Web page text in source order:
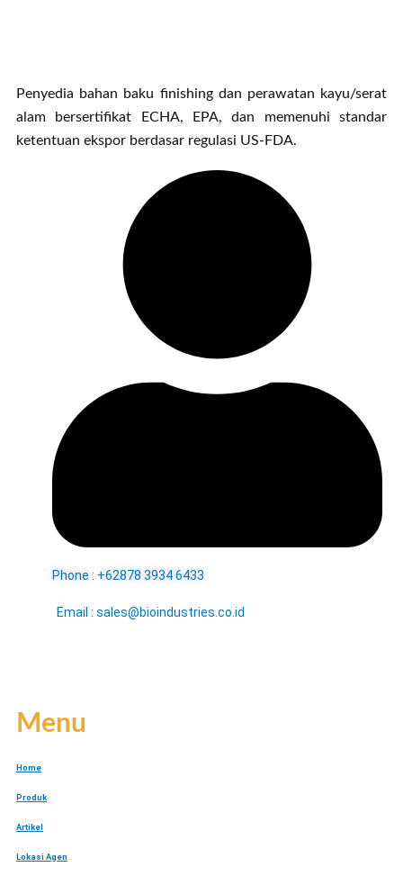
Penyedia bahan baku finishing dan perawatan kayu/serat
alam bersertifikat ECHA, EPA, dan memenuhi standar
ketentuan ekspor berdasar regulasi US-FDA.
Phone : +62878 3934 6433
Email : sales@bioindustries.co.id
Menu
Home
Produk
Artikel
Lokasi Agen